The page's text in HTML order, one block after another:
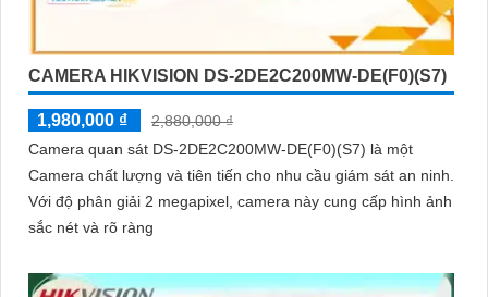
CAMERA HIKVISION DS-2DE2C200MW-DE(F0)(S7)
1,980,000 ₫
2,880,000 ₫
Camera quan sát DS-2DE2C200MW-DE(F0)(S7) là một
Camera chất lượng và tiên tiến cho nhu cầu giám sát an ninh.
Với độ phân giải 2 megapixel, camera này cung cấp hình ảnh
sắc nét và rõ ràng